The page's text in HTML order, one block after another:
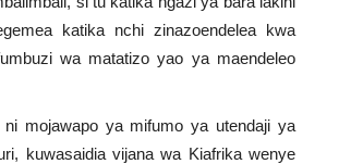
katika nchi zinazoendelea kwa
wa matatizo yao ya maendeleo
mojawapo ya mifumo ya utendaji ya
kuwasaidia vijana wa Kiafrika wenye